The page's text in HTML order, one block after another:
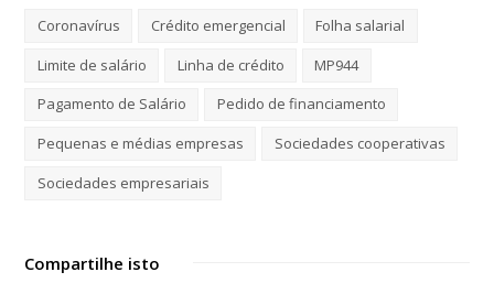
Coronavírus Crédito emergencial
Folha salarial
Limite de salário
Linha de crédito
MP944
Pagamento de Salário
Pedido de financiamento
Pequenas e médias empresas
Sociedades cooperativas
Sociedades empresariais
Compartilhe isto